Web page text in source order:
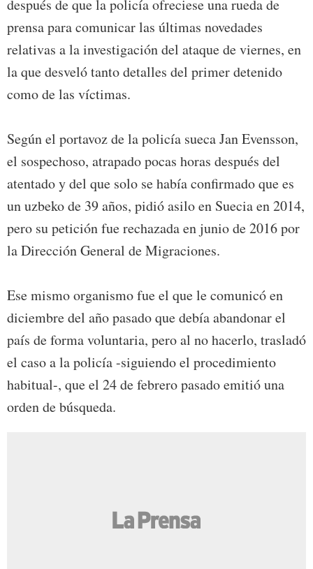
después de que la policía ofreciese una rueda de
prensa para comunicar las últimas novedades
relativas a la investigación del ataque de viernes, en
la que desveló tanto detalles del primer detenido
como de las víctimas.
Según el portavoz de la policía sueca Jan Evensson,
el sospechoso, atrapado pocas horas después del
atentado y del que solo se había confirmado que es
un uzbeko de 39 años, pidió asilo en Suecia en 2014,
pero su petición fue rechazada en junio de 2016 por
la Dirección General de Migraciones.
Ese mismo organismo fue el que le comunicó en
diciembre del año pasado que debía abandonar el
país de forma voluntaria, pero al no hacerlo, trasladó
el caso a la policía -siguiendo el procedimiento
habitual-, que el 24 de febrero pasado emitió una
orden de búsqueda.